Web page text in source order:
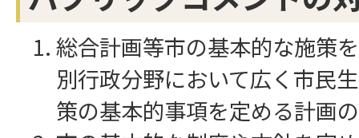
総合計画等市の基本的な施策
別行政分野において広く市民
策の基本的事項を定める計画